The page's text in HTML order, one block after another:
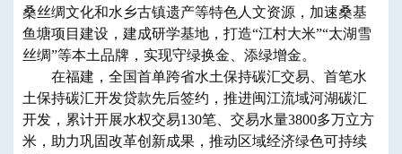
桑丝绸文化和水乡古镇遗产等特色人文资源，加速桑基
鱼塘项目建设，建成研学基地，打造“江村大米”“太湖雪
丝绸”等本土品牌，实现守绿换金、添绿增金。
在福建，全国首单跨省水土保持碳汇交易、首笔水
土保持碳汇开发贷款先后签约，推进闽江流域河湖碳汇
开发，累计开展水权交易130笔、交易水量3800多万立方
米，助力巩固改革创新成果，推动区域经济绿色可持续